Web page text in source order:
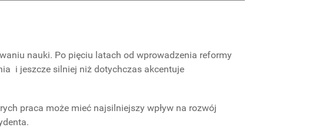
nauki. Po pięciu latach od wprowadzenia reformy
i jeszcze silniej niż dotychczas akcentuje
praca może mieć najsilniejszy wpływ na rozwój